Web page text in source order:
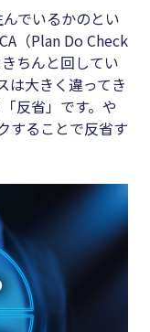
でいるかのとい
（Plan Do Check
ちんと回してい
は大きく違ってき
反省」です。や
することで反省す